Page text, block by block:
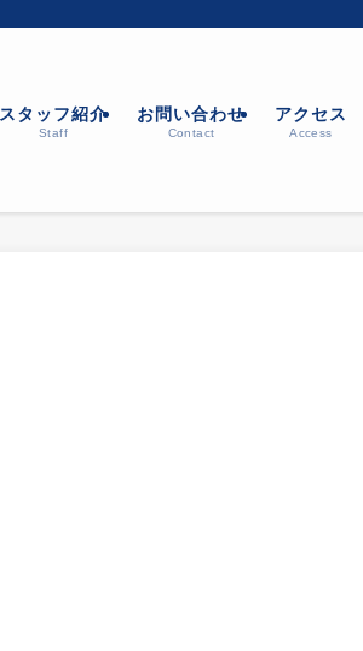
スタッフ紹介
Staff
お問い合わせ
Contact
アクセス
Access